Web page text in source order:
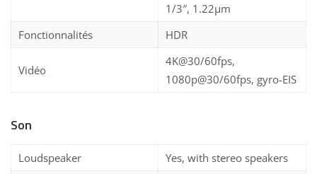
1/3″, 1.22µm
Fonctionnalités
HDR
Vidéo
4K@30/60fps,
1080p@30/60fps, gyro-EIS
Son
Loudspeaker
Yes, with stereo speakers